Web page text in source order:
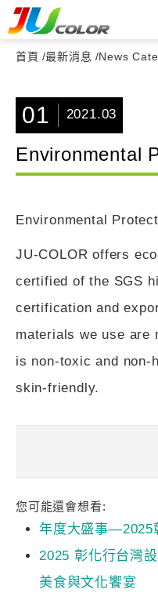
首頁 最新消息 News
01 2021.03
Environmental
Environmental
JU-COLOR offers
certified of the SGS
certification and
materials we use are
is non-toxic and non-
skin-friendly.
您可能還會想看:
年度大盛事—2025
2025 彰化行台灣
美食與文化饗宴